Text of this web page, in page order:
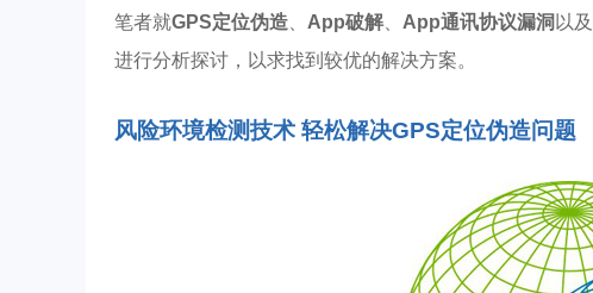
笔者就GPS定位伪造 App破解、 App通讯协议漏洞 以及
进行分析探讨，以求找到较优的解决方案。
风险环境检测技术 轻松解决GPS定位伪造问题